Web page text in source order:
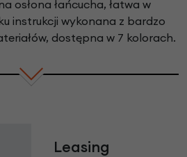
osłona łańcucha, łatwa w
instrukcji wykonana z bardzo
dostępna w 7 kolorach.
Leasing